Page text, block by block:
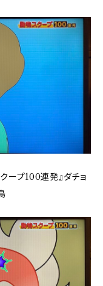
ープ100連発』ダチョ